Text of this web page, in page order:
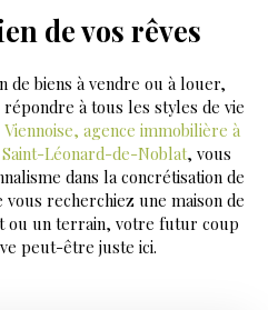
de vos rêves
de biens à vendre ou à louer,
à tous les styles de vie
agence immobilière à
Léonard-de-Noblat, vous
dans la concrétisation de
recherchiez une maison de
ou un terrain, votre futur coup
peut-être juste ici.